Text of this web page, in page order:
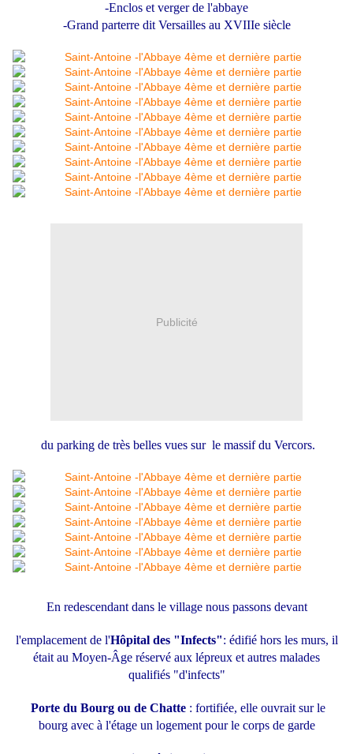
-Enclos et verger de l'abbaye
-Grand parterre dit Versailles au XVIIIe siècle
Publicité
du parking de très belles vues sur le massif du Vercors.
En redescendant dans le village nous passons devant
l'emplacement de l'Hôpital des "Infects": édifié hors les murs, il
était au Moyen-Âge réservé aux lépreux et autres malades
qualifiés "d'infects"
Porte du Bourg ou de Chatte : fortifiée, elle ouvrait sur le
bourg avec à l'étage un logement pour le corps de garde